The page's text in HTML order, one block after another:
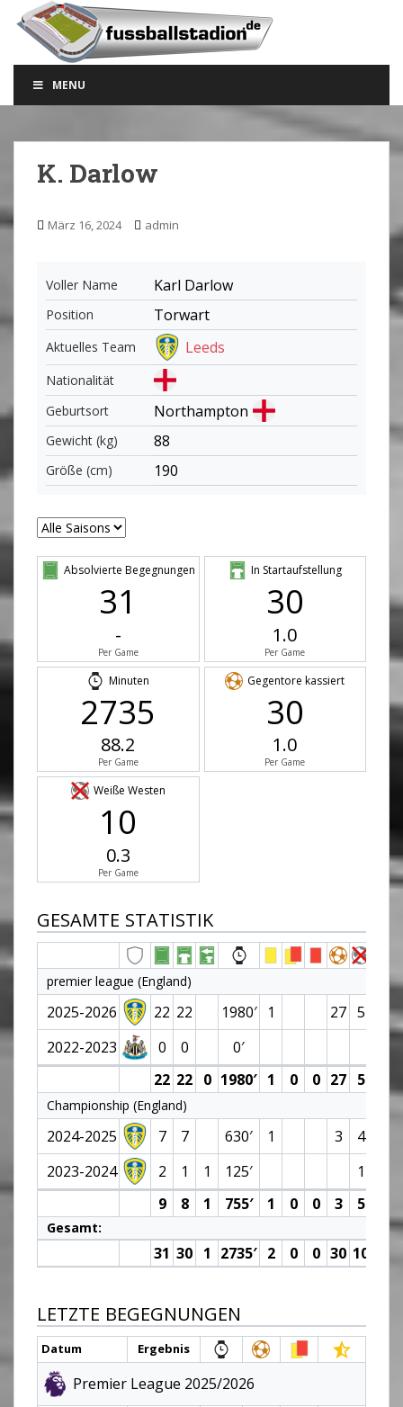
c
MENU
K. Darlow
März 16, 2024 admin
Voller Name Karl Darlow
Position Torwart
Aktuelles Team Leeds
Nationalität
Geburtsort
Northampton
Gewicht (kg) 88
Größe (cm) 190
Absolvierte Begegnungen
31
-
Per Game
In Startaufstellung
30
1.0
Per Game
Minuten
2735
88.2
Per Game
Gegentore kassiert
30
1.0
Per Game
Weiße Westen
10
0.3
Per Game
GESAMTE STATISTIK
premier league (England)
2025-2026 22 22 1980′ 1 27 5 7.0
2022-2023 0 0
0′
22 22 0 1980′ 1 0 0 27 5
Championship (England)
2024-2025 7 7 630′ 1 3 4
2023-2024 2 1 1 125′
1
9
8 1 755′ 1 0 0 3 5
Gesamt:
31 30 1 2735′ 2 0 0 30 10
LETZTE BEGEGNUNGEN
Datum Ergebnis
Premier League 2025/2026